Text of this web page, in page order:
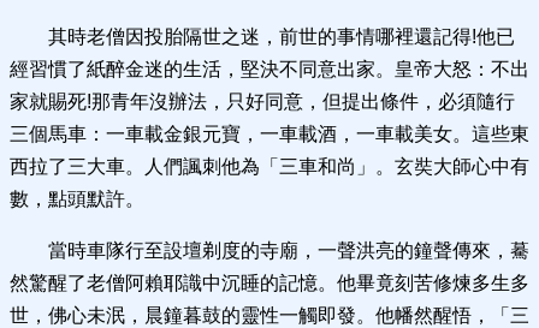
其時老僧因投胎隔世之迷，前世的事情哪裡還記得!他已
經習慣了紙醉金迷的生活，堅決不同意出家。皇帝大怒：不出
家就賜死!那青年沒辦法，只好同意，但提出條件，必須隨行
三個馬車：一車載金銀元寶，一車載酒，一車載美女。這些東
西拉了三大車。人們諷刺他為「三車和尚」。玄奘大師心中有
數，點頭默許。
當時車隊行至設壇剃度的寺廟，一聲洪亮的鐘聲傳來，驀
然驚醒了老僧阿賴耶識中沉睡的記憶。他畢竟刻苦修煉多生多
世，佛心未泯，晨鐘暮鼓的靈性一觸即發。他幡然醒悟，「三